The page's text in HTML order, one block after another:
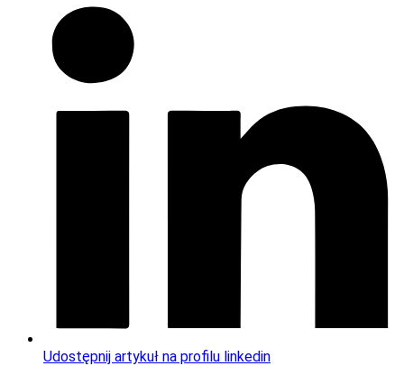
Udostępnij artykuł na profilu linkedin